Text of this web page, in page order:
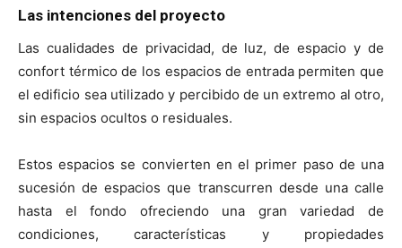
Las intenciones del proyecto
Las cualidades de privacidad, de luz, de espacio y de
confort térmico de los espacios de entrada permiten que
el edificio sea utilizado y percibido de un extremo al otro,
sin espacios ocultos o residuales.
Estos espacios se convierten en el primer paso de una
sucesión de espacios que transcurren desde una calle
hasta el fondo ofreciendo una gran variedad de
condiciones, características y propiedades